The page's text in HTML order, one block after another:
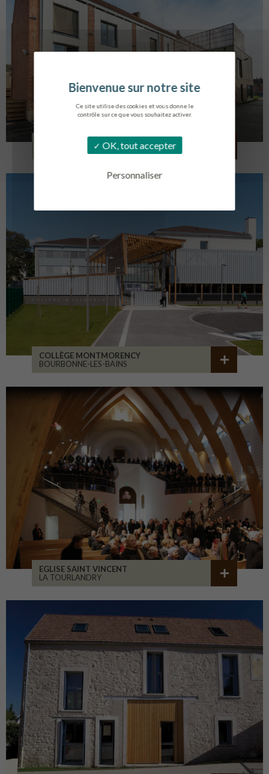
Ce site utilise des cookies et vous donne le
contrôle sur ce que vous souhaitez activer.
OK, tout accepter
Personnaliser
LOG. JEUNES TRAVAILLEURS
COLLÈGE MONTMORENCY
BOURBONNE-LES-BAINS
EGLISE SAINT VINCENT
LA TOURLANDRY